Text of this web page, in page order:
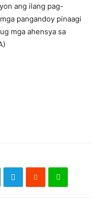
ang ilang pag-
pangandoy pinaagi
mga ahensya sa